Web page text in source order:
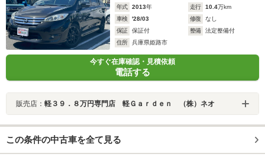
年式
2013年 走行 10.4万km
車検
'28/03 修復
なし
保証
保証付 整備
法定整備付
住所
兵庫県姫路市
今すぐ在庫確認・見積依頼
電話する
販売店： 軽３９．８万円専門店 軽Ｇａｒｄｅｎ （株）ネオ
この条件の中古車を全て見る